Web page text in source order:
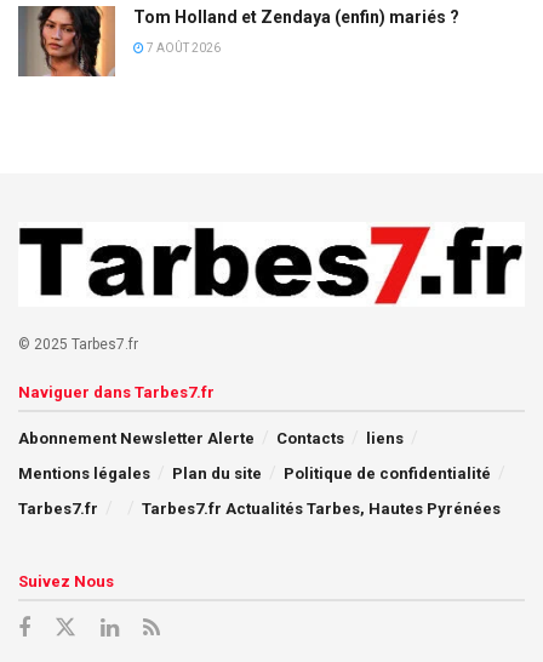
Tom Holland et Zendaya (enfin) mariés ?
7 AOÛT 2026
© 2025 Tarbes7.fr
Naviguer dans Tarbes7.fr
Abonnement Newsletter Alerte Contacts
liens
Mentions légales
Plan du site
Politique de confidentialité
Tarbes7.fr
Tarbes7.fr Actualités Tarbes, Hautes Pyrénées
Suivez Nous